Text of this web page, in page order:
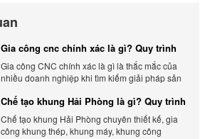
Gia công cnc chính xác là gì? Quy trình
chính xác, đẳng cấp
Gia công CNC chính xác là gì là thắc mắc của
nhiều doanh nghiệp khi tìm kiếm giải pháp sản
Chế tạo khung Hải Phòng là gì? Quy trình
gia công chi tiết
Chế tạo khung Hải Phòng chuyên thiết kế, gia
công khung thép, khung máy, khung công